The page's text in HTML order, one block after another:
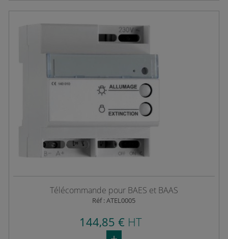
Télécommande pour BAES et BAAS
Réf : ATEL0005
144,85 € HT